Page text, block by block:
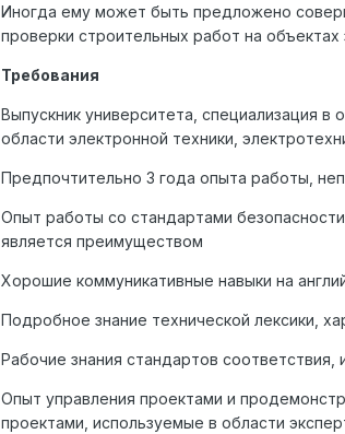
Иногда ему может быть предложено
проверки строительных работ на объектах
Требования
Выпускник университета, специализация
области электронной техники,
Предпочтительно 3 года опыта работы,
Опыт работы со стандартами
является преимуществом
Хорошие коммуникативные навыки на
Подробное знание технической лексики,
Рабочие знания стандартов соответствия,
Опыт управления проектами и
проектами, используемые в области